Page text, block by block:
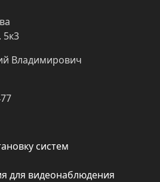
5к3
Владимирович
систем
для видеонаблюдения